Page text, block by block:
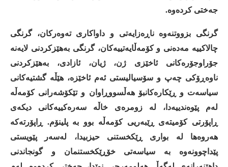
جەختی کردەوە.
گرنگی بزووتنەوە ناڕەزایەتی و داواکاری تەوەرکان،
گرنگی
چالاکییە مەدەنی و کۆمەڵایەتییەکان، گرنگی بەهێزکردنی لایەنە
جۆراوجۆرەکانی
ئاخێزی ژن، ژیان، ئازادی،
بەهێزکردنی
ناوەڕۆکی چەپ و سۆسیالیستی ئەم ئاخێزە، هێڵە گشتیەکانی
سیاسەت و ڕێکارەکانبۆ هەڵسووڕاوان و تێکۆشەرانی کۆمەڵە
لەم
پێوەندییەدا، لە زومرەی خاڵە سەرەکییەکانی
دیکەی
ڕاپۆرتی کۆمیتەی ڕێبەریی کۆمەڵە بوو بە پلینۆم.
ڕاپۆرتەکە
هەروەها
لە بواری ڕێکخستنی حیزبیدا، لەسەر
پێویستی
پێداچوونەوە
بە سیاسەتی خۆڕێکخستنمان و
گونجاندنی